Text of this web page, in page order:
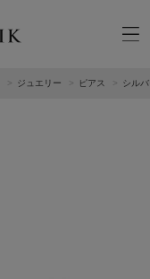
ジュエリー ピアス シル